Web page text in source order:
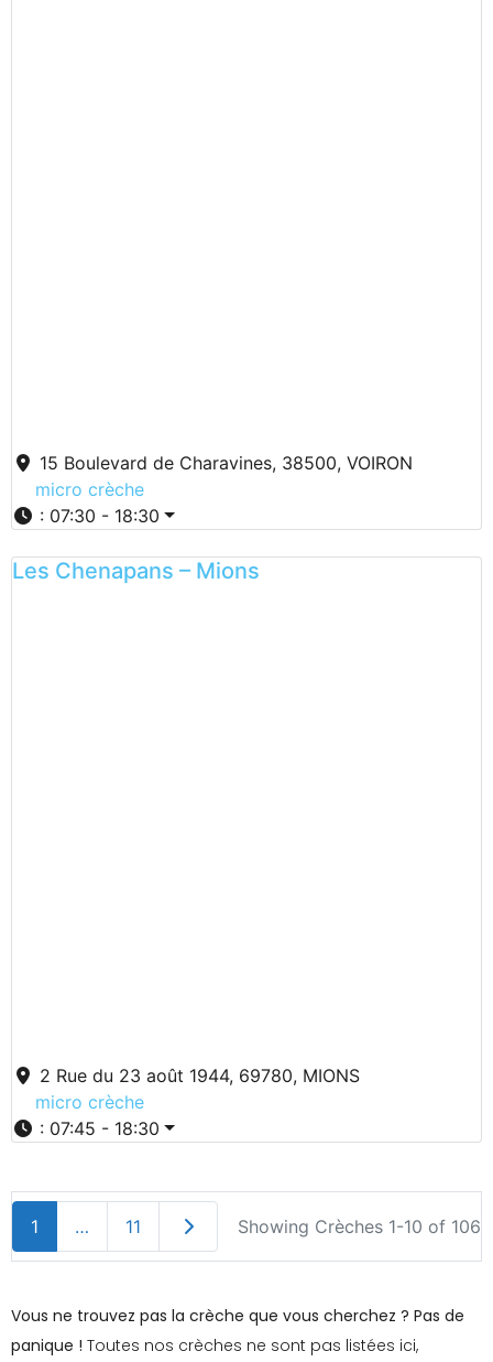
15 Boulevard de Charavines, 38500, VOIRON
micro crèche
: 07:30 - 18:30
Les Chenapans – Mions
2 Rue du 23 août 1944, 69780, MIONS
micro crèche
: 07:45 - 18:30
1 … 11 Older postsShowing Crèches 1-10 of 106
Vous ne trouvez pas la crèche que vous cherchez ? Pas de
panique ! Toutes nos crèches ne sont pas listées ici,